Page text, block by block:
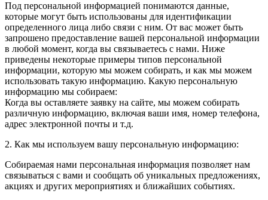
Под персональной информацией понимаются данные,
которые могут быть использованы для идентификации
определенного лица либо связи с ним. От вас может быть
запрошено предоставление вашей персональной информации
в любой момент, когда вы связываетесь с нами. Ниже
приведены некоторые примеры типов персональной
информации, которую мы можем собирать, и как мы можем
использовать такую информацию. Какую персональную
информацию мы собираем:
Когда вы оставляете заявку на сайте, мы можем собирать
различную информацию, включая ваши имя, номер телефона,
адрес электронной почты и т.д.
2. Как мы используем вашу персональную информацию:
Собираемая нами персональная информация позволяет нам
связываться с вами и сообщать об уникальных предложениях,
акциях и других мероприятиях и ближайших событиях.